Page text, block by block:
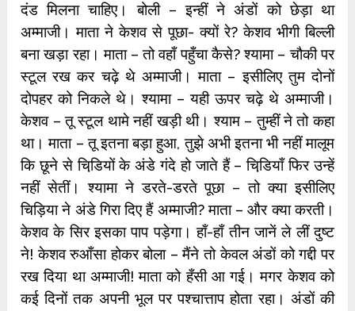
दंड मिलना चाहिए। बोली – इन्‍हीं ने अंडों को छेड़ा था
अम्माजी। माता ने केशव से पूछा- क्‍यों रे? केशव भीगी बिल्‍ली
बना खड़ा रहा। माता – तो वहाँ पहुँचा कैसे? श्‍यामा – चौकी पर
स्‍टूल रख कर चढ़े थे अम्माजी। माता – इसीलिए तुम दोनों
दोपहर को निकले थे। श्‍यामा – यही ऊपर चढ़े थे अम्माजी।
केशव – तू स्‍टूल थामे नहीं खड़ी थी। श्‍याम – तुम्‍हीं ने तो कहा
था। माता – तू इतना बड़ा हुआ, तुझे अभी इतना भी नहीं मालूम
कि छूने से चिडि़यों के अंडे गंदे हो जाते हैं – चिडि़याँ फिर उन्‍हें
नहीं सेतीं। श्‍यामा ने डरते-डरते पूछा – तो क्‍या इसीलिए
चिड़िया ने अंडे गिरा दिए हैं अम्माजी? माता – और क्‍या करती।
केशव के सिर इसका पाप पड़ेगा। हाँ-हाँ तीन जानें ले लीं दुष्‍ट
ने! केशव रुआँसा होकर बोला – मैंने तो केवल अंडों को गद्दी पर
रख दिया था अम्माजी! माता को हँसी आ गई। मगर केशव को
कई दिनों तक अपनी भूल पर पश्‍चात्ताप होता रहा। अंडों की